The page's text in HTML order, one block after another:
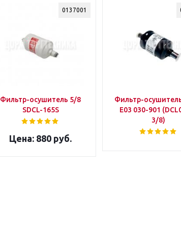
0137001
Фильтр-осушитель 5/8
SDCL-165S
880 руб.
Фильтр-
E03 030-901
3/8)